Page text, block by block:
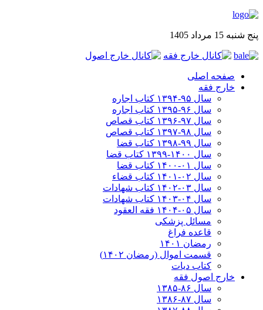
پنج شنبه 15 مرداد 1405
صفحه اصلی
خارج فقه
سال ۹۵-۱۳۹۴ کتاب اجاره
سال ۹۶-۱۳۹۵ کتاب اجاره
سال ۹۷-۱۳۹۶ کتاب قصاص
سال ۹۸-۱۳۹۷ کتاب قصاص
سال ۹۹-۱۳۹۸‍ کتاب قضا
سال ۱۴۰۰-۱۳۹۹ کتاب قضا
سال ۰۱-۱۴۰۰ کتاب قضا
سال ۰۲-۱۴۰۱ کتاب قضاء
سال ۰۳-۱۴۰۲ کتاب شهادات
سال ۰۴-۱۴۰۳ کتاب شهادات
سال ۰۵-۱۴۰۴ فقه العقود
مسائل پزشکی
قاعده فراغ
رمضان ۱۴۰۱
قسمت اموال (رمضان ۱۴۰۲)
کتاب دیات
خارج اصول فقه
سال ۸۶-۱۳۸۵
سال ۸۷-۱۳۸۶